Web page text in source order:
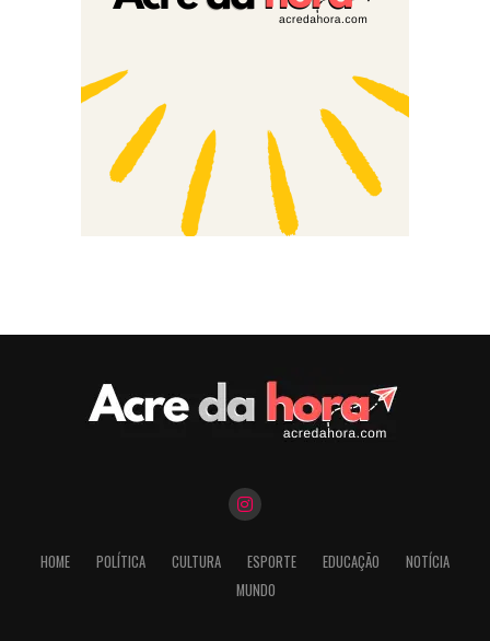
HOME POLÍTICA CULTURA ESPORTE EDUCAÇÃO
NOTÍCIA
MUNDO